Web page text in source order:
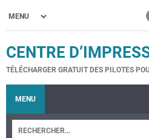
CENTRE
TÉLÉCHARGER GRATUIT DES PILOTES
MENU